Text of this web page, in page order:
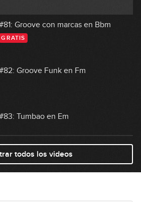
Groove con marcas en Bbm
GRATIS
Groove Funk en Fm
Tumbao en Em
Metal Rock en Dm
todos los videos